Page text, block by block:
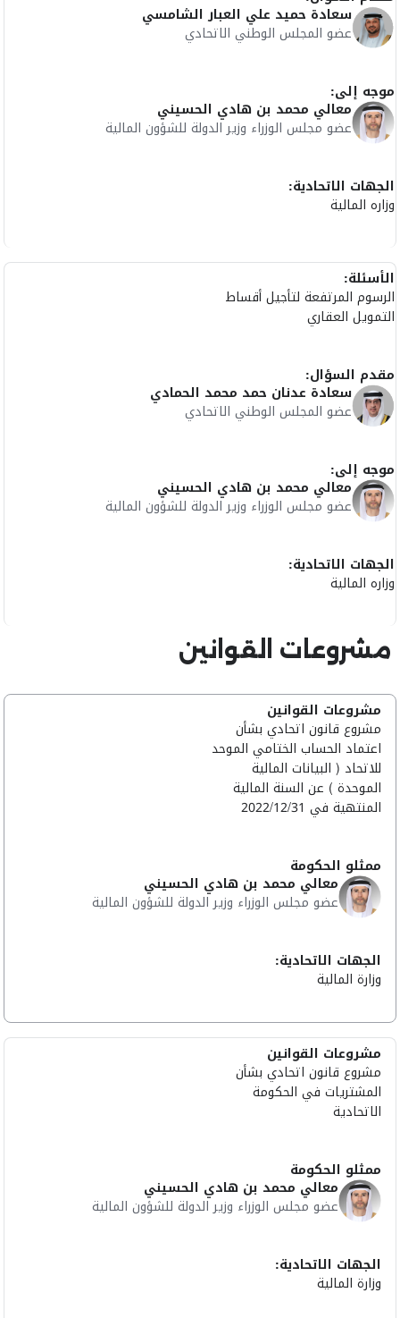
سعادة حميد علي العبار الشامسي
عضو المجلس الوطني الاتحادي
موجه إلى:
معالي محمد بن هادي الحسيني
عضو مجلس الوزراء وزير الدولة للشؤون المالية
الجهات الاتحادية:
وزاره المالية
الأسئلة:
الرسوم المرتفعة لتأجيل أقساط
التمويل العقاري
مقدم السؤال:
سعادة عدنان حمد محمد الحمادي
عضو المجلس الوطني الاتحادي
موجه إلى:
معالي محمد بن هادي الحسيني
عضو مجلس الوزراء وزير الدولة للشؤون المالية
الجهات الاتحادية:
وزاره المالية
مشروعات القوانين
مشروعات القوانين
مشروع قانون اتحادي بشأن
اعتماد الحساب الختامي الموحد
للاتحاد ( البيانات المالية
الموحدة ) عن السنة المالية
المنتهية في 2022/12/31
ممثلو الحكومة
معالي محمد بن هادي الحسيني
عضو مجلس الوزراء وزير الدولة للشؤون المالية
الجهات الاتحادية:
وزارة المالية
مشروعات القوانين
مشروع قانون اتحادي بشأن
المشتريات في الحكومة
الاتحادية
ممثلو الحكومة
معالي محمد بن هادي الحسيني
عضو مجلس الوزراء وزير الدولة للشؤون المالية
الجهات الاتحادية:
وزارة المالية